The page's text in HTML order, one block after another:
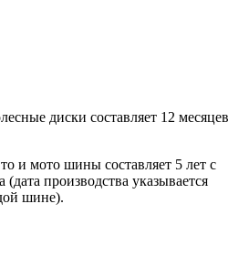
диски составляет 12 месяцев
и мото шины составляет 5 лет с
(дата производства указывается
шине).